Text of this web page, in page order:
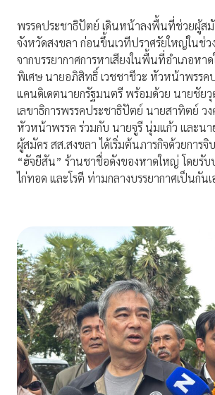
พรรคประชาธิปัตย์ เดินหน้าลงพื้นที่ช่วยผู้สมั
จังหวัดสงขลา ก่อนขึ้นเวทีปราศรัยใหญ่ในช่ว
จากบรรยากาศการหาเสียงในพื้นที่อำเภอหา
พิเศษ นายอภิสิทธิ์ เวชชาชีวะ หัวหน้าพรรค
แคนดิเดตนายกรัฐมนตรี พร้อมด้วย นายชัย
เลขาธิการพรรคประชาธิปัตย์ นายสาทิตย์ วง
หัวหน้าพรรค ร่วมกับ นายจูรี นุ่มแก้ว และน
ผู้สมัคร สส.สงขลา ได้เริ่มต้นภารกิจด้วยการจิ
“ฮัจยีสัน” ร้านชาชื่อดังของหาดใหญ่ โดยรั
ไก่ทอด และโรตี ท่ามกลางบรรยากาศเป็นกันเ